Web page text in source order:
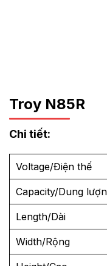
Troy N85R
Chi tiết:
Voltage/Điện thế
Capacity/Dung
Length/Dài
Width/Rộng